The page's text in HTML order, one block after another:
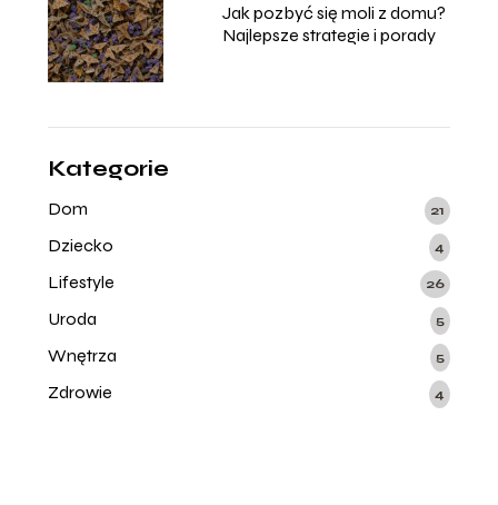
Jak pozbyć się moli z domu?
Najlepsze strategie i porady
Kategorie
Dom 21
Dziecko 4
Lifestyle 26
Uroda 5
Wnętrza 5
Zdrowie 4